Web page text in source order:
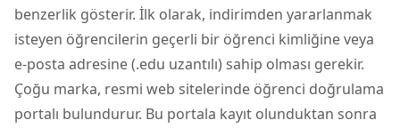
benzerlik gösterir. İlk olarak, indirimden yararlanmak
isteyen öğrencilerin geçerli bir öğrenci kimliğine veya
e-posta adresine (.edu uzantılı) sahip olması gerekir.
Çoğu marka, resmi web sitelerinde öğrenci doğrulama
portalı bulundurur. Bu portala kayıt olunduktan sonra